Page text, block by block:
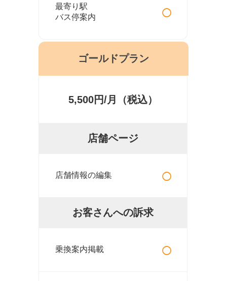
最寄り駅
バス停案内
○
ゴールドプラン
5,500円/月（税込）
店舗ページ
店舗情報の編集 ○
お客さんへの訴求
乗換案内掲載 ○